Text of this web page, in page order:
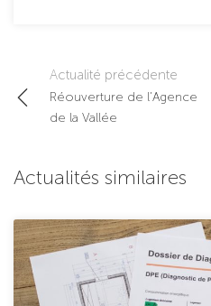
Post
navigation
Actualité précédente
Réouverture de l’Agence
de la Vallée
Actualités similaires